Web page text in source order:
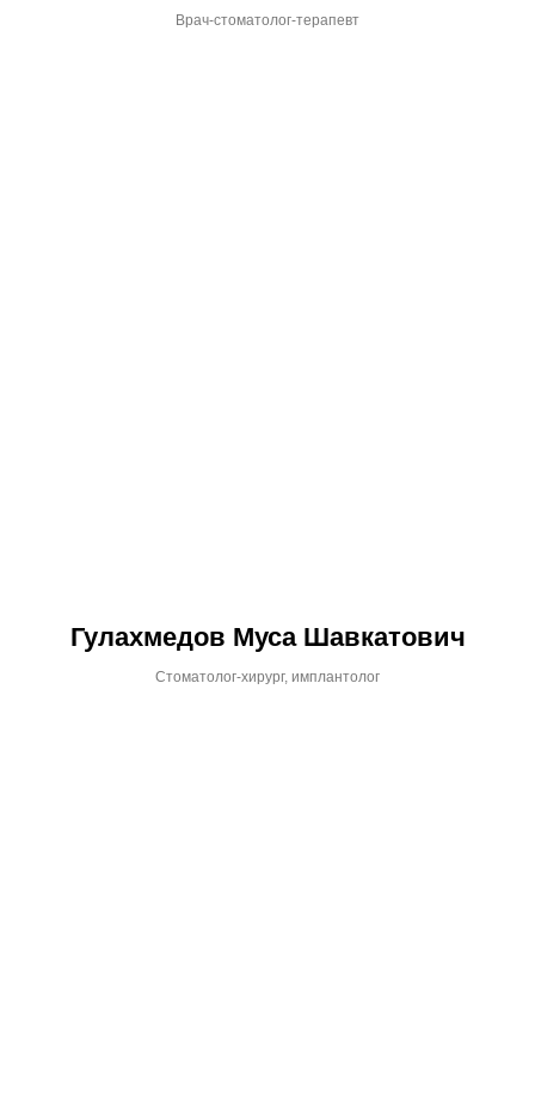
Врач-стоматолог-терапевт
Гулахмедов Муса Шавкатович
Стоматолог-хирург, имплантолог